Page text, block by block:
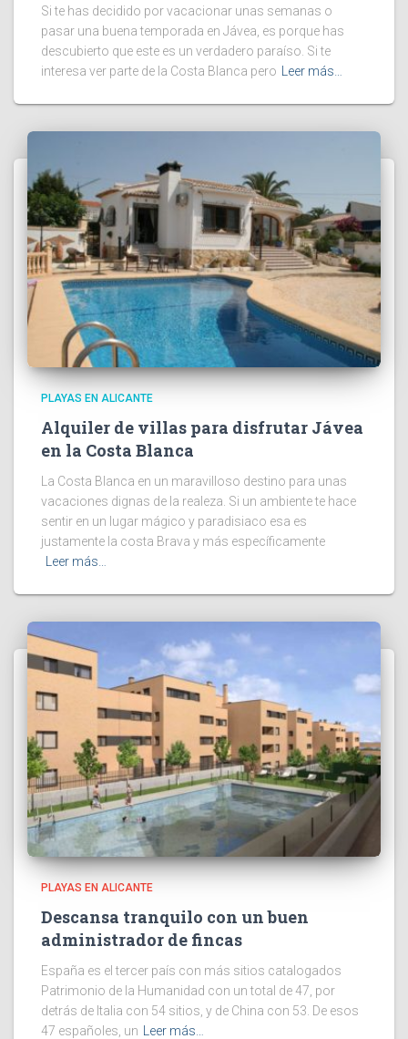
Si te has decidido por vacacionar unas semanas o
pasar una buena temporada en Jávea, es porque has
descubierto que este es un verdadero paraíso. Si te
interesa ver parte de la Costa Blanca pero
Leer más…
PLAYAS EN ALICANTE
Alquiler de villas para disfrutar Jávea
en la Costa Blanca
La Costa Blanca en un maravilloso destino para unas
vacaciones dignas de la realeza. Si un ambiente te hace
sentir en un lugar mágico y paradisiaco esa es
justamente la costa Brava y más específicamente
Leer más…
PLAYAS EN ALICANTE
Descansa tranquilo con un buen
administrador de fincas
España es el tercer país con más sitios catalogados
Patrimonio de la Humanidad con un total de 47, por
detrás de Italia con 54 sitios, y de China con 53. De esos
47 españoles, un Leer más…